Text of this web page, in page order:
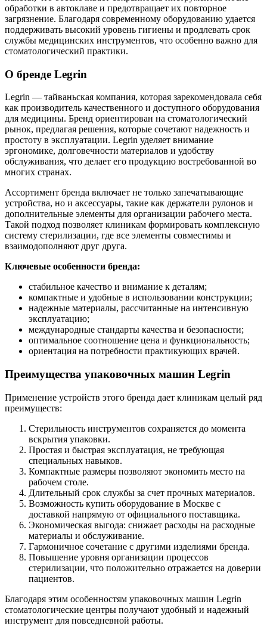
обработки в автоклаве и предотвращает их повторное
загрязнение. Благодаря современному оборудованию удается
поддерживать высокий уровень гигиены и продлевать срок
службы медицинских инструментов, что особенно важно для
стоматологический практики.
О бренде Legrin
Legrin — тайваньская компания, которая зарекомендовала себя
как производитель качественного и доступного оборудования
для медицины. Бренд ориентирован на стоматологический
рынок, предлагая решения, которые сочетают надежность и
простоту в эксплуатации. Legrin уделяет внимание
эргономике, долговечности материалов и удобству
обслуживания, что делает его продукцию востребованной во
многих странах.
Ассортимент бренда включает не только запечатывающие
устройства, но и аксессуары, такие как держатели рулонов и
дополнительные элементы для организации рабочего места.
Такой подход позволяет клиникам формировать комплексную
систему стерилизации, где все элементы совместимы и
взаимодополняют друг друга.
Ключевые особенности бренда:
стабильное качество и внимание к деталям;
компактные и удобные в использовании конструкции;
надежные материалы, рассчитанные на интенсивную
эксплуатацию;
международные стандарты качества и безопасности;
оптимальное соотношение цена и функциональность;
ориентация на потребности практикующих врачей.
Преимущества упаковочных машин Legrin
Применение устройств этого бренда дает клиникам целый ряд
преимуществ:
Стерильность инструментов сохраняется до момента
вскрытия упаковки.
Простая и быстрая эксплуатация, не требующая
специальных навыков.
Компактные размеры позволяют экономить место на
рабочем столе.
Длительный срок службы за счет прочных материалов.
Возможность купить оборудование в Москве с
доставкой напрямую от официального поставщика.
Экономическая выгода: снижает расходы на расходные
материалы и обслуживание.
Гармоничное сочетание с другими изделиями бренда.
Повышение уровня организации процессов
стерилизации, что положительно отражается на доверии
пациентов.
Благодаря этим особенностям упаковочных машин Legrin
стоматологические центры получают удобный и надежный
инструмент для повседневной работы.